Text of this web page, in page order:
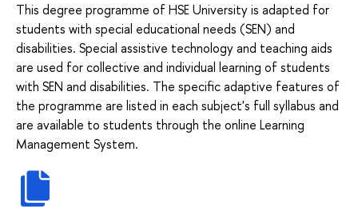
This degree programme of HSE University is adapted for
students with special educational needs (SEN) and
disabilities. Special assistive technology and teaching aids
are used for collective and individual learning of students
with SEN and disabilities. The specific adaptive features of
the programme are listed in each subject's full syllabus and
are available to students through the online Learning
Management System.